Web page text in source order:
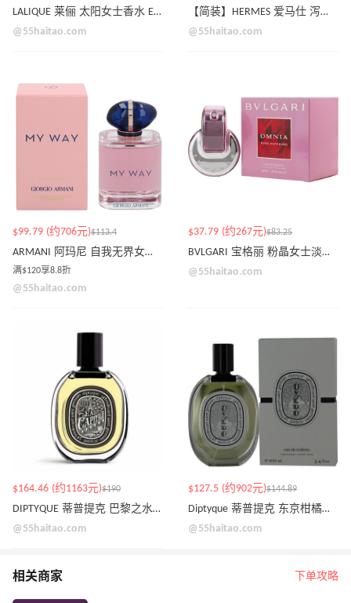
LALIQUE 莱俪 太阳女士香水 EDP 100ml
@55haitao.com
【简装】HERMES 爱马仕 泻湖花园中性淡香水 EDT 100ml（白盒或无盖）
@55haitao.com
$99.79 (约706元)$113.4
ARMANI 阿玛尼 自我无界女士香水 EDP 90ml
满$120享8.8折
@55haitao.com
$37.79 (约267元)$83.25
BVLGARI 宝格丽 粉晶女士淡香水 EDT 40ml
@55haitao.com
$164.46 (约1163元)$190
DIPTYQUE 蒂普提克 巴黎之水中性香水 EDP 75ml
@55haitao.com
$127.5 (约902元)$144.89
Diptyque 蒂普提克 东京柑橘中性淡香水 EDT 100ml
@55haitao.com
相关商家 下单攻略